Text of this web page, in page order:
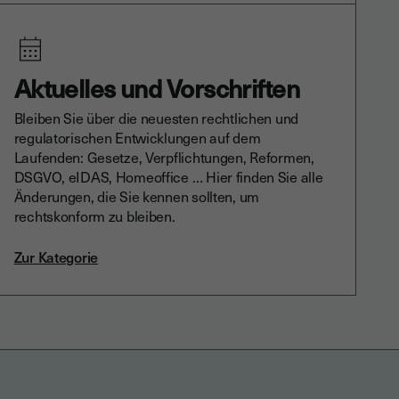
Aktuelles und Vorschriften
Bleiben Sie über die neuesten rechtlichen und
regulatorischen Entwicklungen auf dem
Laufenden: Gesetze, Verpflichtungen, Reformen,
DSGVO, eIDAS, Homeoffice … Hier finden Sie alle
Änderungen, die Sie kennen sollten, um
rechtskonform zu bleiben.
Zur Kategorie